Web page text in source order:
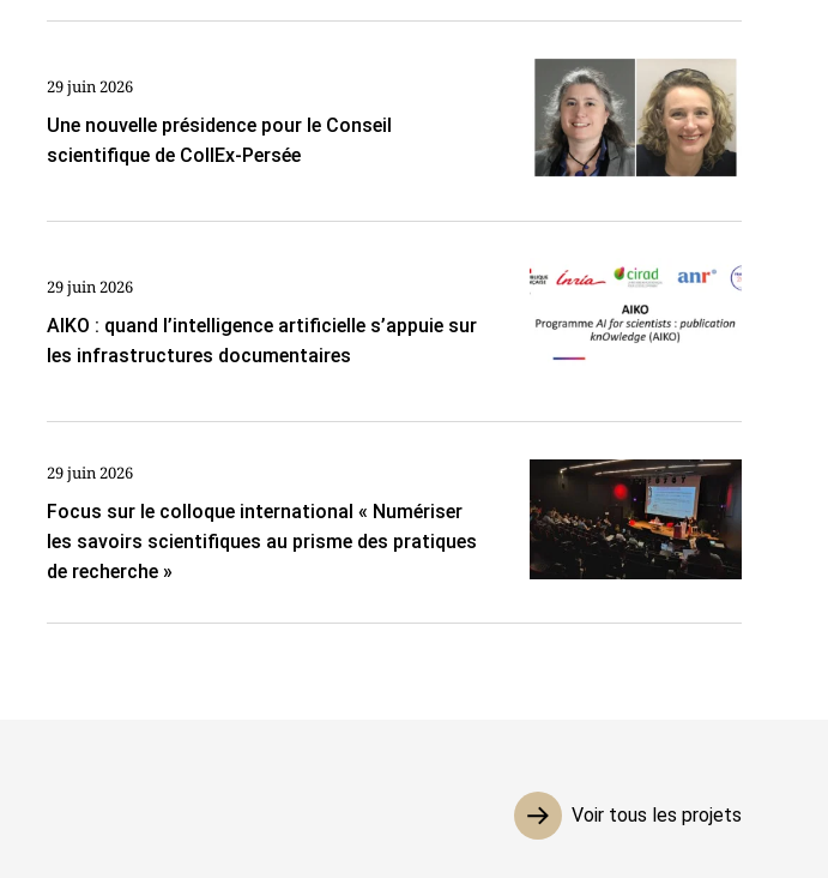
29 juin 2026
Une nouvelle présidence pour le Conseil
scientifique de CollEx-Persée
29 juin 2026
AIKO : quand l’intelligence artificielle s’appuie sur
les infrastructures documentaires
29 juin 2026
Focus sur le colloque international « Numériser
les savoirs scientifiques au prisme des pratiques
de recherche »
Voir tous les projets